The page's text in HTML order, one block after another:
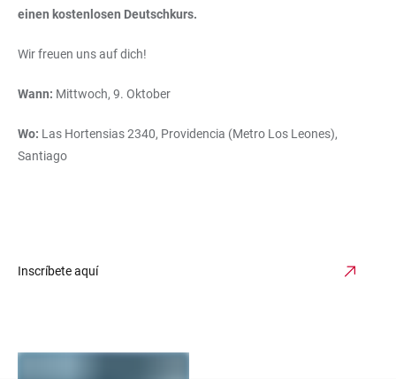
einen kostenlosen Deutschkurs.
Wir freuen uns auf dich!
Wann: Mittwoch, 9. Oktober
Wo: Las Hortensias 2340, Providencia (Metro Los Leones),
Santiago
Inscríbete aquí